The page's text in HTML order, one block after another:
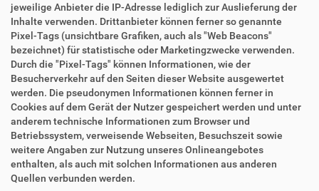
jeweilige Anbieter die IP-Adresse lediglich zur Auslieferung der
Inhalte verwenden. Drittanbieter können ferner so genannte
Pixel-Tags (unsichtbare Grafiken, auch als "Web Beacons"
bezeichnet) für statistische oder Marketingzwecke verwenden.
Durch die "Pixel-Tags" können Informationen, wie der
Besucherverkehr auf den Seiten dieser Website ausgewertet
werden. Die pseudonymen Informationen können ferner in
Cookies auf dem Gerät der Nutzer gespeichert werden und unter
anderem technische Informationen zum Browser und
Betriebssystem, verweisende Webseiten, Besuchszeit sowie
weitere Angaben zur Nutzung unseres Onlineangebotes
enthalten, als auch mit solchen Informationen aus anderen
Quellen verbunden werden.